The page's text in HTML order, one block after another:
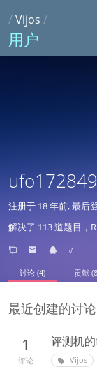
/Vijos /
用户
注册于 18 年前, 最后
解决了 113 道题目，
♂
讨论 (4) 贡献
最近创建的讨论
1
评论
评测机
Vijos